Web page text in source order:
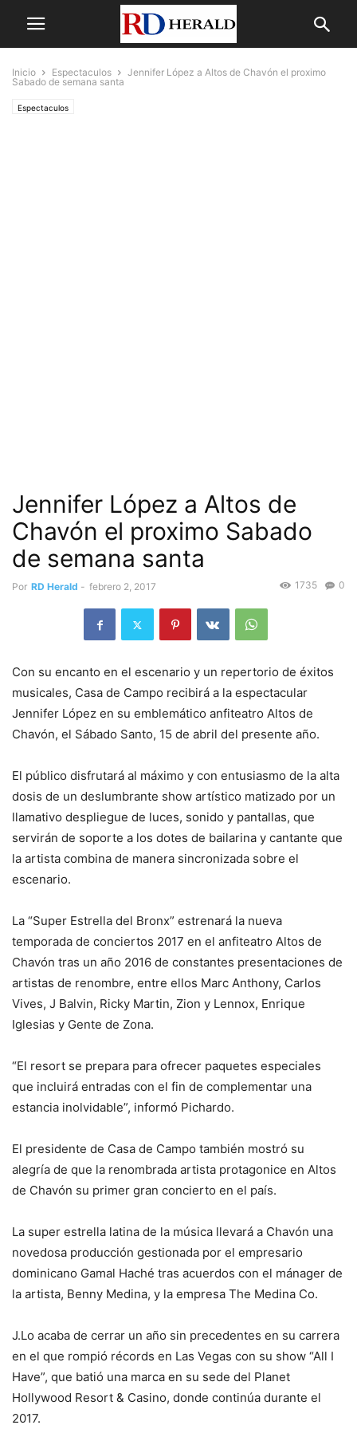
Inicio Espectaculos
Jennifer López a Altos de Chavón el proximo
Sabado de semana santa
Espectaculos
Jennifer López a Altos de
Chavón el proximo Sabado
de semana santa
Por RD Herald - febrero 2, 2017 0
1735
Con su encanto en el escenario y un repertorio de éxitos
musicales, Casa de Campo recibirá a la espectacular
Jennifer López en su emblemático anfiteatro Altos de
Chavón, el Sábado Santo, 15 de abril del presente año.
El público disfrutará al máximo y con entusiasmo de la alta
dosis de un deslumbrante show artístico matizado por un
llamativo despliegue de luces, sonido y pantallas, que
servirán de soporte a los dotes de bailarina y cantante que
la artista combina de manera sincronizada sobre el
escenario.
La “Super Estrella del Bronx” estrenará la nueva
temporada de conciertos 2017 en el anfiteatro Altos de
Chavón tras un año 2016 de constantes presentaciones de
artistas de renombre, entre ellos Marc Anthony, Carlos
Vives, J Balvin, Ricky Martin, Zion y Lennox, Enrique
Iglesias y Gente de Zona.
“El resort se prepara para ofrecer paquetes especiales
que incluirá entradas con el fin de complementar una
estancia inolvidable”, informó Pichardo.
El presidente de Casa de Campo también mostró su
alegría de que la renombrada artista protagonice en Altos
de Chavón su primer gran concierto en el país.
La super estrella latina de la música llevará a Chavón una
novedosa producción gestionada por el empresario
dominicano Gamal Haché tras acuerdos con el mánager de
la artista, Benny Medina, y la empresa The Medina Co.
J.Lo acaba de cerrar un año sin precedentes en su carrera
en el que rompió récords en Las Vegas con su show “All I
Have”, que batió una marca en su sede del Planet
Hollywood Resort & Casino, donde continúa durante el
2017.